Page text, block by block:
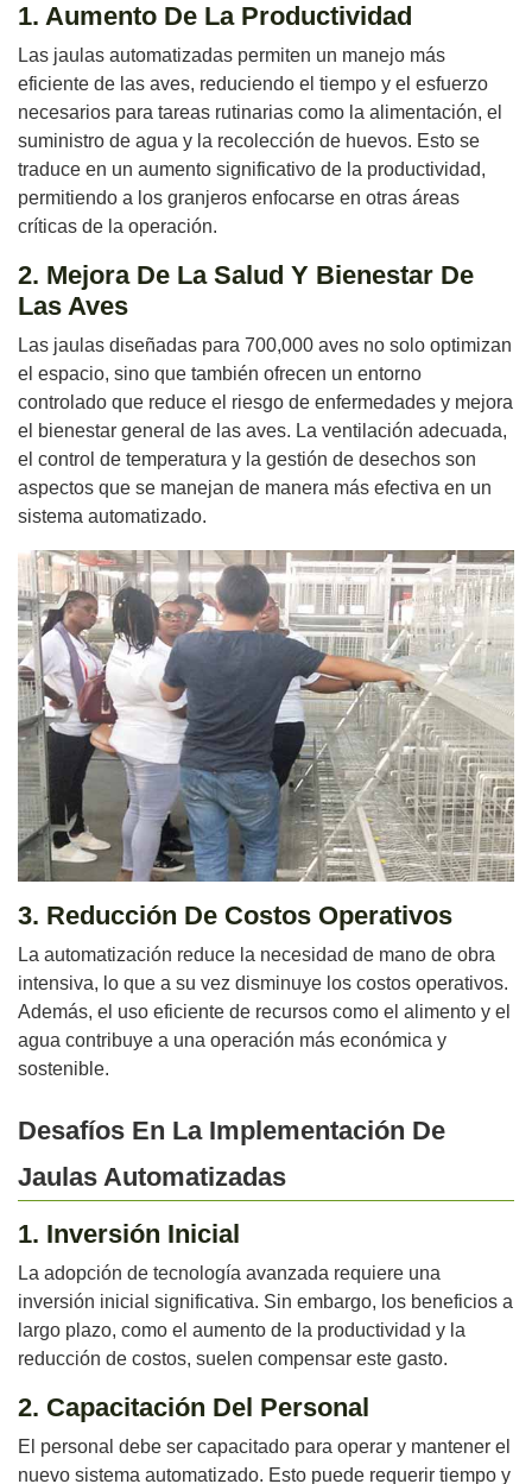
1. Aumento De La Productividad
Las jaulas automatizadas permiten un manejo más
eficiente de las aves, reduciendo el tiempo y el esfuerzo
necesarios para tareas rutinarias como la alimentación, el
suministro de agua y la recolección de huevos. Esto se
traduce en un aumento significativo de la productividad,
permitiendo a los granjeros enfocarse en otras áreas
críticas de la operación.
2. Mejora De La Salud Y Bienestar De
Las Aves
Las jaulas diseñadas para 700,000 aves no solo optimizan
el espacio, sino que también ofrecen un entorno
controlado que reduce el riesgo de enfermedades y mejora
el bienestar general de las aves. La ventilación adecuada,
el control de temperatura y la gestión de desechos son
aspectos que se manejan de manera más efectiva en un
sistema automatizado.
3. Reducción De Costos Operativos
La automatización reduce la necesidad de mano de obra
intensiva, lo que a su vez disminuye los costos operativos.
Además, el uso eficiente de recursos como el alimento y el
agua contribuye a una operación más económica y
sostenible.
Desafíos En La Implementación De
Jaulas Automatizadas
1. Inversión Inicial
La adopción de tecnología avanzada requiere una
inversión inicial significativa. Sin embargo, los beneficios a
largo plazo, como el aumento de la productividad y la
reducción de costos, suelen compensar este gasto.
2. Capacitación Del Personal
El personal debe ser capacitado para operar y mantener el
nuevo sistema automatizado. Esto puede requerir tiempo y